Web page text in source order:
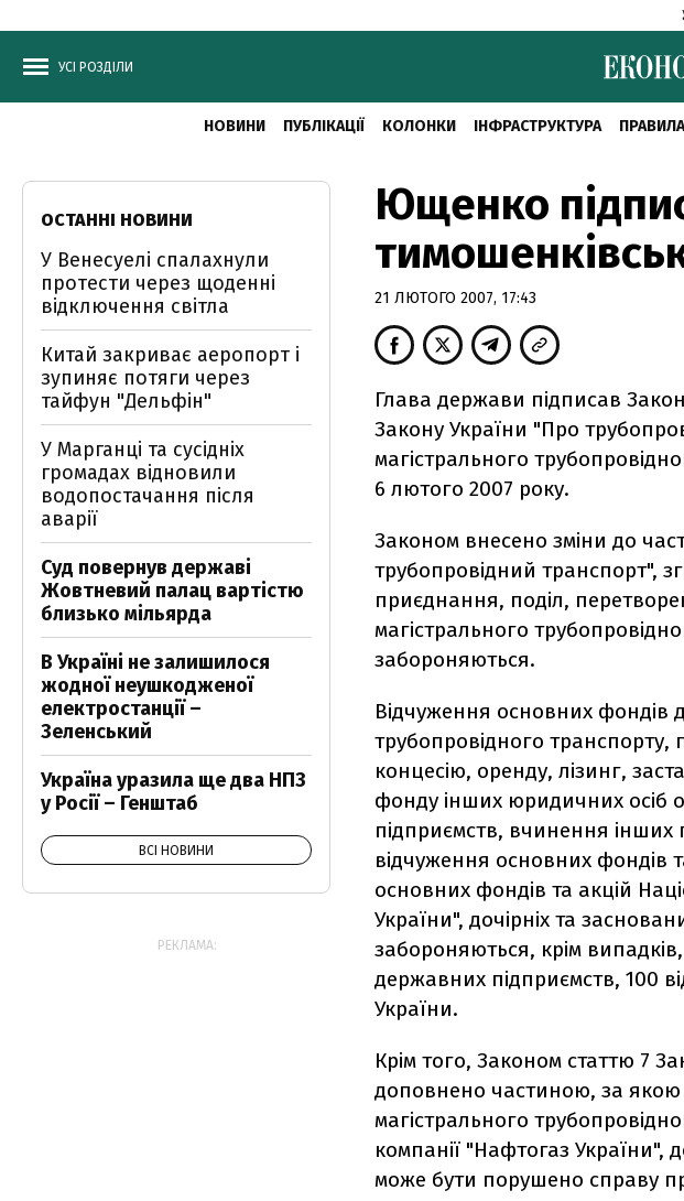
УСІ РОЗДІЛИ
НОВИНИ ПУБЛІКАЦІЇ КОЛОНКИ ІНФРАСТРУКТУРА
Ющенко
21 ЛЮТОГО 2007, 17:43
Глава держави підписав
Закону України "Про
магістрального
6 лютого 2007 року.
Законом внесено зміни до
трубопровідний транспорт",
приєднання, поділ,
магістрального
забороняються.
Відчуження основних фондів
трубопровідного транспорту,
концесію, оренду, лізинг,
фонду інших юридичних осіб
підприємств, вчинення
відчуження основних фондів
основних фондів та акцій
України", дочірніх та
забороняються, крім
державних підприємств, 100
України.
Крім того, Законом статтю 7
доповнено частиною, за
магістрального
компанії "Нафтогаз України",
може бути порушено справу
ОСТАННІ НОВИНИ
У Венесуелі спалахнули
протести через щоденні
відключення світла
Китай закриває аеропорт і
зупиняє потяги через
тайфун "Дельфін"
У Марганці та сусідніх
громадах відновили
водопостачання після
аварії
Суд повернув державі
Жовтневий палац вартістю
близько мільярда
В Україні не залишилося
жодної неушкодженої
електростанції –
Зеленський
Україна уразила ще два НПЗ
у Росії – Генштаб
ВСІ НОВИНИ
РЕКЛАМА: